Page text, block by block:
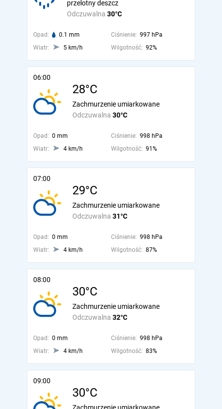
Odczuwalna 30°C
przelotny deszcz
Opad: 0.1 mm Ciśnienie: 997 hPa
Wiatr:
5 km/h Wilgotność: 92%
06:00
28°C
Odczuwalna 30°C
Zachmurzenie umiarkowane
Opad: 0 mm Ciśnienie: 998 hPa
Wiatr:
4 km/h Wilgotność: 91%
07:00
29°C
Odczuwalna 31°C
Zachmurzenie umiarkowane
Opad: 0 mm Ciśnienie: 998 hPa
Wiatr:
4 km/h Wilgotność: 87%
08:00
30°C
Odczuwalna 32°C
Zachmurzenie umiarkowane
Opad: 0 mm Ciśnienie: 998 hPa
Wiatr:
4 km/h Wilgotność: 83%
09:00
30°C